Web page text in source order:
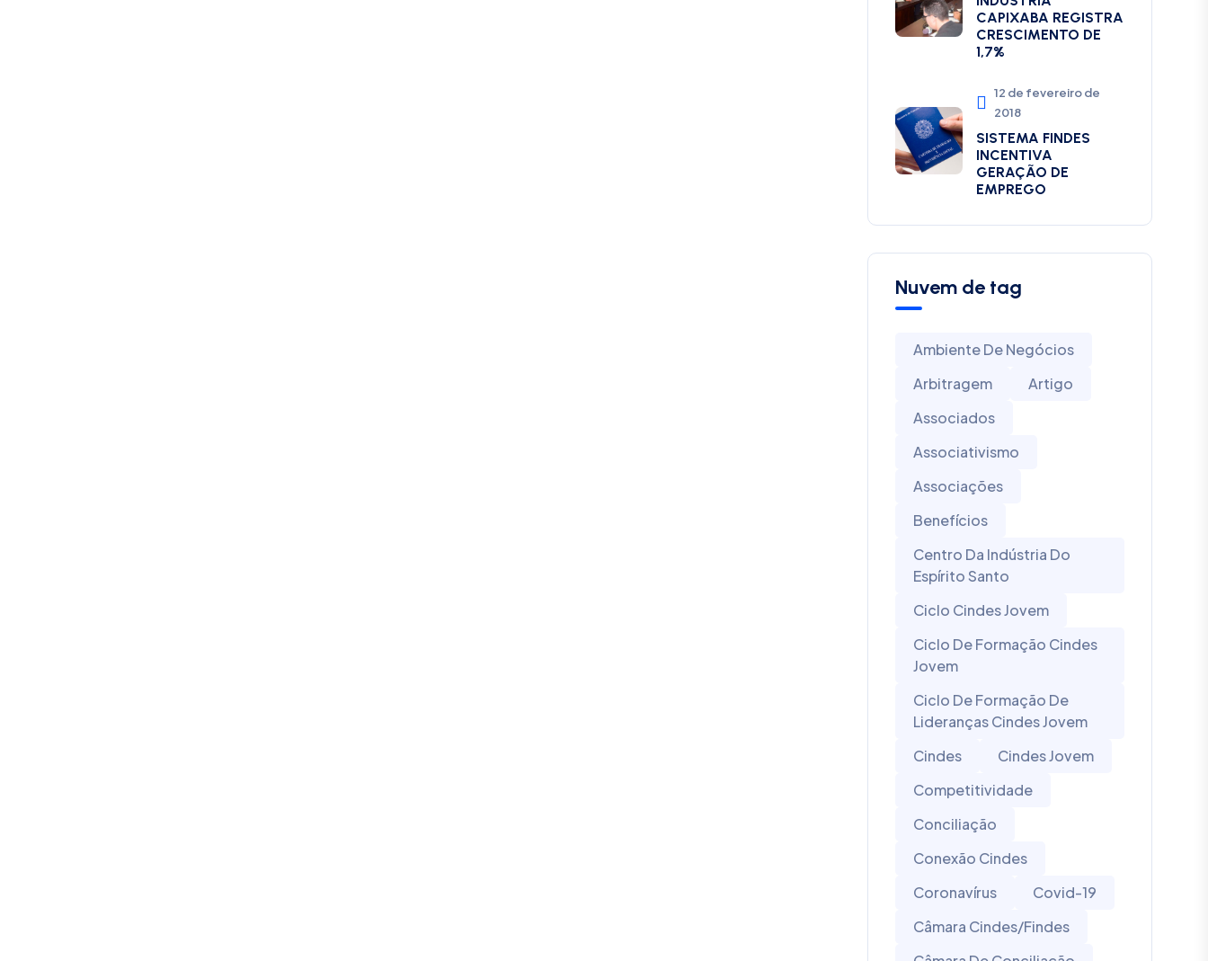
CAPIXABA REGISTRA
CRESCIMENTO DE
1,7%
12 de fevereiro de
2018
SISTEMA FINDES
INCENTIVA
GERAÇÃO DE
EMPREGO
Nuvem de tag
Ambiente De Negócios
Arbitragem
Artigo
Associados
Associativismo
Associações
Benefícios
Centro Da Indústria Do
Espírito Santo
Ciclo Cindes Jovem
Ciclo De Formação Cindes
Jovem
Ciclo De Formação De
Lideranças Cindes Jovem
Cindes
Cindes Jovem
Competitividade
Conciliação
Conexão Cindes
Coronavírus
Covid-19
Câmara Cindes/Findes